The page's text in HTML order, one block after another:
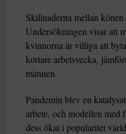
Skillnaderna mellan
Undersökningen visar att
kvinnorna är villiga att
kortare arbetsvecka,
männen.
Pandemin blev en
arbete, och modellen med
dess ökat i popularitet